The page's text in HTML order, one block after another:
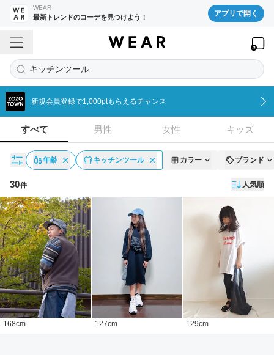
WEAR
最新トレンドのコーデを見つけよう！ アプリで開く
キッチンツール
新規会員登録で1,000ptもらえるチャンス
すべて 男性 女性 キッズ
年齢 キッチンツール カラー ブランド
30件 人気順
コーディネート一覧
168cm 127cm 129cm